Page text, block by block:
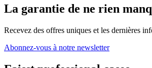
La garantie de ne rien
Recevez des offres uniques et les dernières
Abonnez-vous à notre newsletter